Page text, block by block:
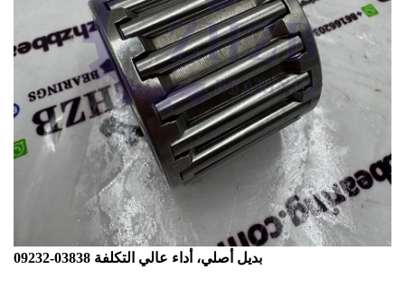
09232-03838 بديل أصلي، أداء عالي التكلفة